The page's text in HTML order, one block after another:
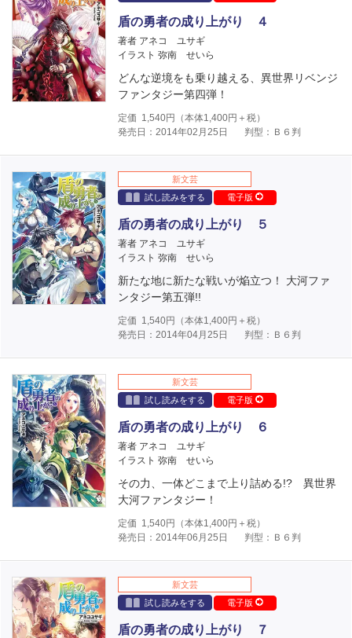
盾の勇者の成り上がり ４
著者 アネコ ユサギ
イラスト 弥南 せいら
どんな逆境をも乗り越える、異世界リベンジ
ファンタジー第四弾！
定価 1,540円（本体1,400円＋税）
発売日：2014年02月25日
判型：Ｂ６判
新文芸
試し読みをする
電子版
盾の勇者の成り上がり ５
著者 アネコ ユサギ
イラスト 弥南 せいら
新たな地に新たな戦いが焔立つ！ 大河ファ
ンタジー第五弾!!
定価 1,540円（本体1,400円＋税）
発売日：2014年04月25日
判型：Ｂ６判
新文芸
試し読みをする
電子版
盾の勇者の成り上がり ６
著者 アネコ ユサギ
イラスト 弥南 せいら
その力、一体どこまで上り詰める!? 異世界
大河ファンタジー！
定価 1,540円（本体1,400円＋税）
発売日：2014年06月25日
判型：Ｂ６判
新文芸
試し読みをする
電子版
盾の勇者の成り上がり ７